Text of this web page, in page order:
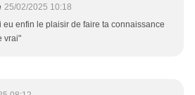
25/02/2025 10:18
eu enfin le plaisir de faire ta connaissance
vrai"